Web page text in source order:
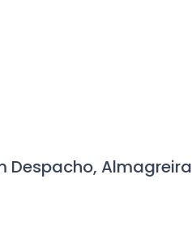
Despacho, Almagreira